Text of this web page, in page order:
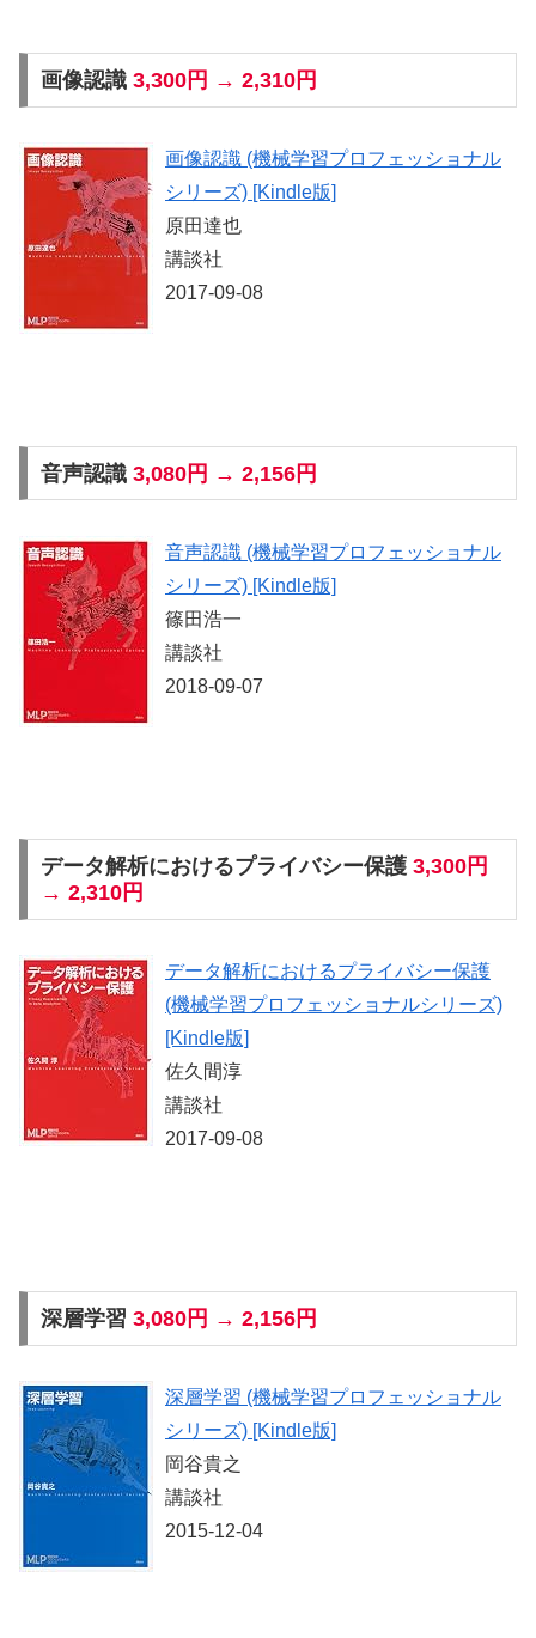
画像認識 3,300円 → 2,310円
画像認識 (機械学習プロフェッショナル
シリーズ) [Kindle版]
原田達也
講談社
2017-09-08
音声認識 3,080円 → 2,156円
音声認識 (機械学習プロフェッショナル
シリーズ) [Kindle版]
篠田浩一
講談社
2018-09-07
データ解析におけるプライバシー保護 3,300円
→ 2,310円
データ解析におけるプライバシー保護
(機械学習プロフェッショナルシリーズ)
[Kindle版]
佐久間淳
講談社
2017-09-08
深層学習 3,080円 → 2,156円
深層学習 (機械学習プロフェッショナル
シリーズ) [Kindle版]
岡谷貴之
講談社
2015-12-04